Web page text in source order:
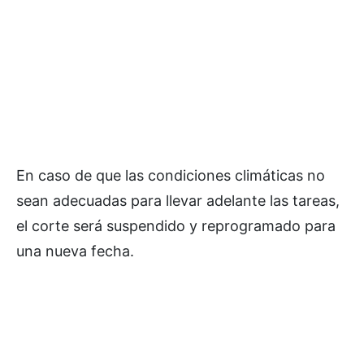
En caso de que las condiciones climáticas no
sean adecuadas para llevar adelante las tareas,
el corte será suspendido y reprogramado para
una nueva fecha.